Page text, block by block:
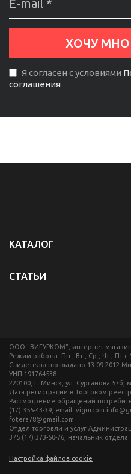
Я согласен с условиями
соглашения
КАТАЛОГ
СТАТЬИ
ООО "ВИГУРКОМ", интернет-
Режим работы: Пн , Вт , Ср , Чт , Пт c
Свидетельство выдано 13.09.2012
УНП 191764538
220100, г. Минск, ул. Сурганова 57б,
Дата регистрации в Торговом
Рассмотрение обращений
(17) 355-43-39, email:
fotera78@gmail.com
Отдел торговли и услуг
375 (17) 373-50-76, начальник отдела:
Настройка файлов cookie